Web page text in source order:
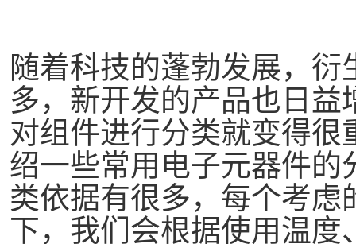
随着科技的蓬勃发展，
多，新开发的产品也日
对组件进行分类就变得
绍一些常用电子元器件
类依据有很多，每个考
下，我们会根据使用温